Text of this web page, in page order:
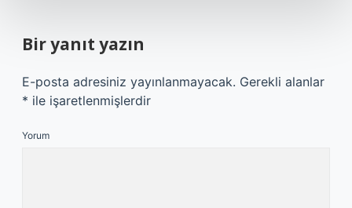
Bir yanıt yazın
E-posta adresiniz yayınlanmayacak. Gerekli alanlar
* ile işaretlenmişlerdir
Yorum